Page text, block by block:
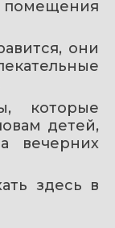
помещения
они
которые
детей,
вечерних
здесь в